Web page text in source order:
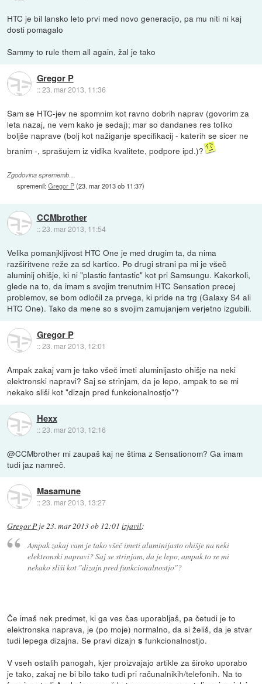
HTC je bil lansko leto prvi med novo generacijo, pa mu niti ni kaj
dosti pomagalo
Sammy to rule them all again, žal je tako
Gregor P
::23. mar 2013, 11:36
Sam se HTC-jev ne spomnim kot ravno dobrih naprav (govorim za
leta nazaj, ne vem kako je sedaj); mar so dandanes res toliko
boljše naprave (bolj kot nažiganje specifikacij - katerih se sicer ne
branim -, sprašujem iz vidika kvalitete, podpore ipd.)?
Zgodovina sprememb…
spremenil:Gregor P(23. mar 2013 ob 11:37)
CCMbrother
::23. mar 2013, 11:54
Velika pomanjkljivost HTC One je med drugim ta, da nima
razširitvene reže za sd kartico. Po drugi strani pa mi je všeč
aluminij ohišje, ki ni "plastic fantastic" kot pri Samsungu. Kakorkoli,
glede na to, da imam s svojim trenutnim HTC Sensation precej
problemov, se bom odločil za prvega, ki pride na trg (Galaxy S4 ali
HTC One). Tako da mene so s svojim zamujanjem verjetno izgubili.
Gregor P
::23. mar 2013, 12:01
Ampak zakaj vam je tako všeč imeti aluminijasto ohišje na neki
elektronski napravi? Saj se strinjam, da je lepo, ampak to se mi
nekako sliši kot "dizajn pred funkcionalnostjo"?
Hexx
::23. mar 2013, 12:16
@CCMbrother mi zaupaš kaj ne štima z Sensationom? Ga imam
tudi jaz namreč.
Masamune
::23. mar 2013, 13:27
Gregor P je23. mar 2013 ob 12:01 izjavil:
Ampak zakaj vam je tako všeč imeti aluminijasto ohišje na neki
elektronski napravi? Saj se strinjam, da je lepo, ampak to se mi
nekako sliši kot "dizajn pred funkcionalnostjo"?
Če imaš nek predmet, ki ga ves čas uporabljaš, pa četudi je to
elektronska naprava, je (po moje) normalno, da si želiš, da je stvar
tudi lepega dizajna. Se pravi dizajns funkcionalnostjo.
V vseh ostalih panogah, kjer proizvajajo artikle za široko uporabo
je tako, zakaj ne bi bilo tako tudi pri računalnikih/telefonih. Na to